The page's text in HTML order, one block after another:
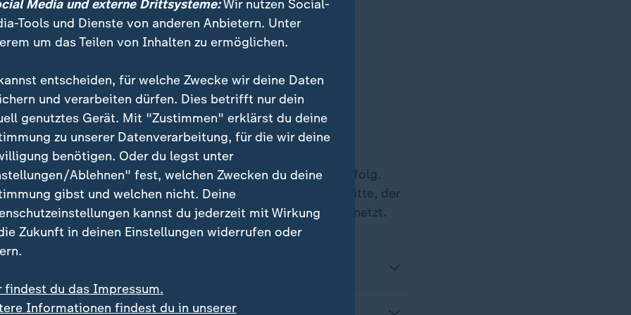
überragendes Spiel.
aus dem Nichts
schafft es Werder dann doch vor das Tor des FCB - mit Erfolg.
bekommt denn Ball, legt über außen los und passt in die Mitte, der
Diekmann in den Lauf, die mit ganz viel Augenmaß einnetzt.
statt?
Häufigsten?
Media und externe Drittsysteme:Wir nutzen Social-
Tools und Dienste von anderen Anbietern. Unter
um das Teilen von Inhalten zu ermöglichen.
entscheiden, für welche Zwecke wir deine Daten
und verarbeiten dürfen. Dies betrifft nur dein
genutztes Gerät. Mit "Zustimmen" erklärst du deine
zu unserer Datenverarbeitung, für die wir deine
benötigen. Oder du legst unter
Ablehnen" fest, welchen Zwecken du deine
gibst und welchen nicht. Deine
kannst du jederzeit mit Wirkung
Zukunft in deinen Einstellungen widerrufen oder
findest du das Impressum.
Informationen findest du in unserer